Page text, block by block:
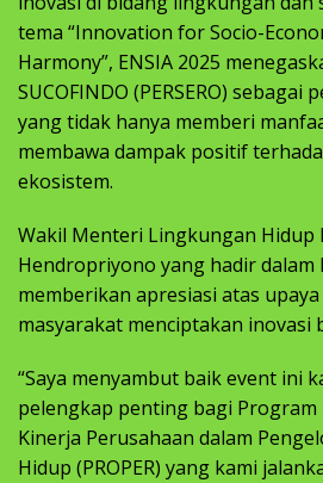
tema “Innovation for Socio-
Harmony”, ENSIA 2025
SUCOFINDO (PERSERO) sebagai
yang tidak hanya memberi
membawa dampak positif
ekosistem.
Wakil Menteri Lingkungan Hidup
Hendropriyono yang hadir dalam
memberikan apresiasi atas
masyarakat menciptakan inovasi
“Saya menyambut baik event ini
pelengkap penting bagi
Kinerja Perusahaan dalam
Hidup (PROPER) yang kami